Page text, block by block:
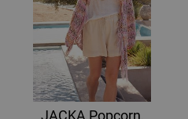
JACKA Popcorn,